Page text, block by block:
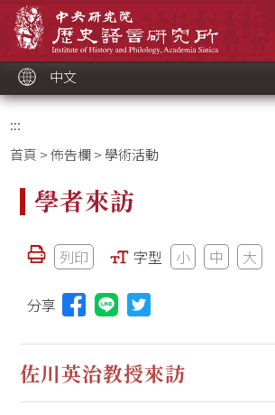
中文
:::
首頁 >佈告欄> 學術活動
學者來訪
列印 字型 小 中 大
分享 分享本頁至Line(另開視窗)
佐川英治教授來訪